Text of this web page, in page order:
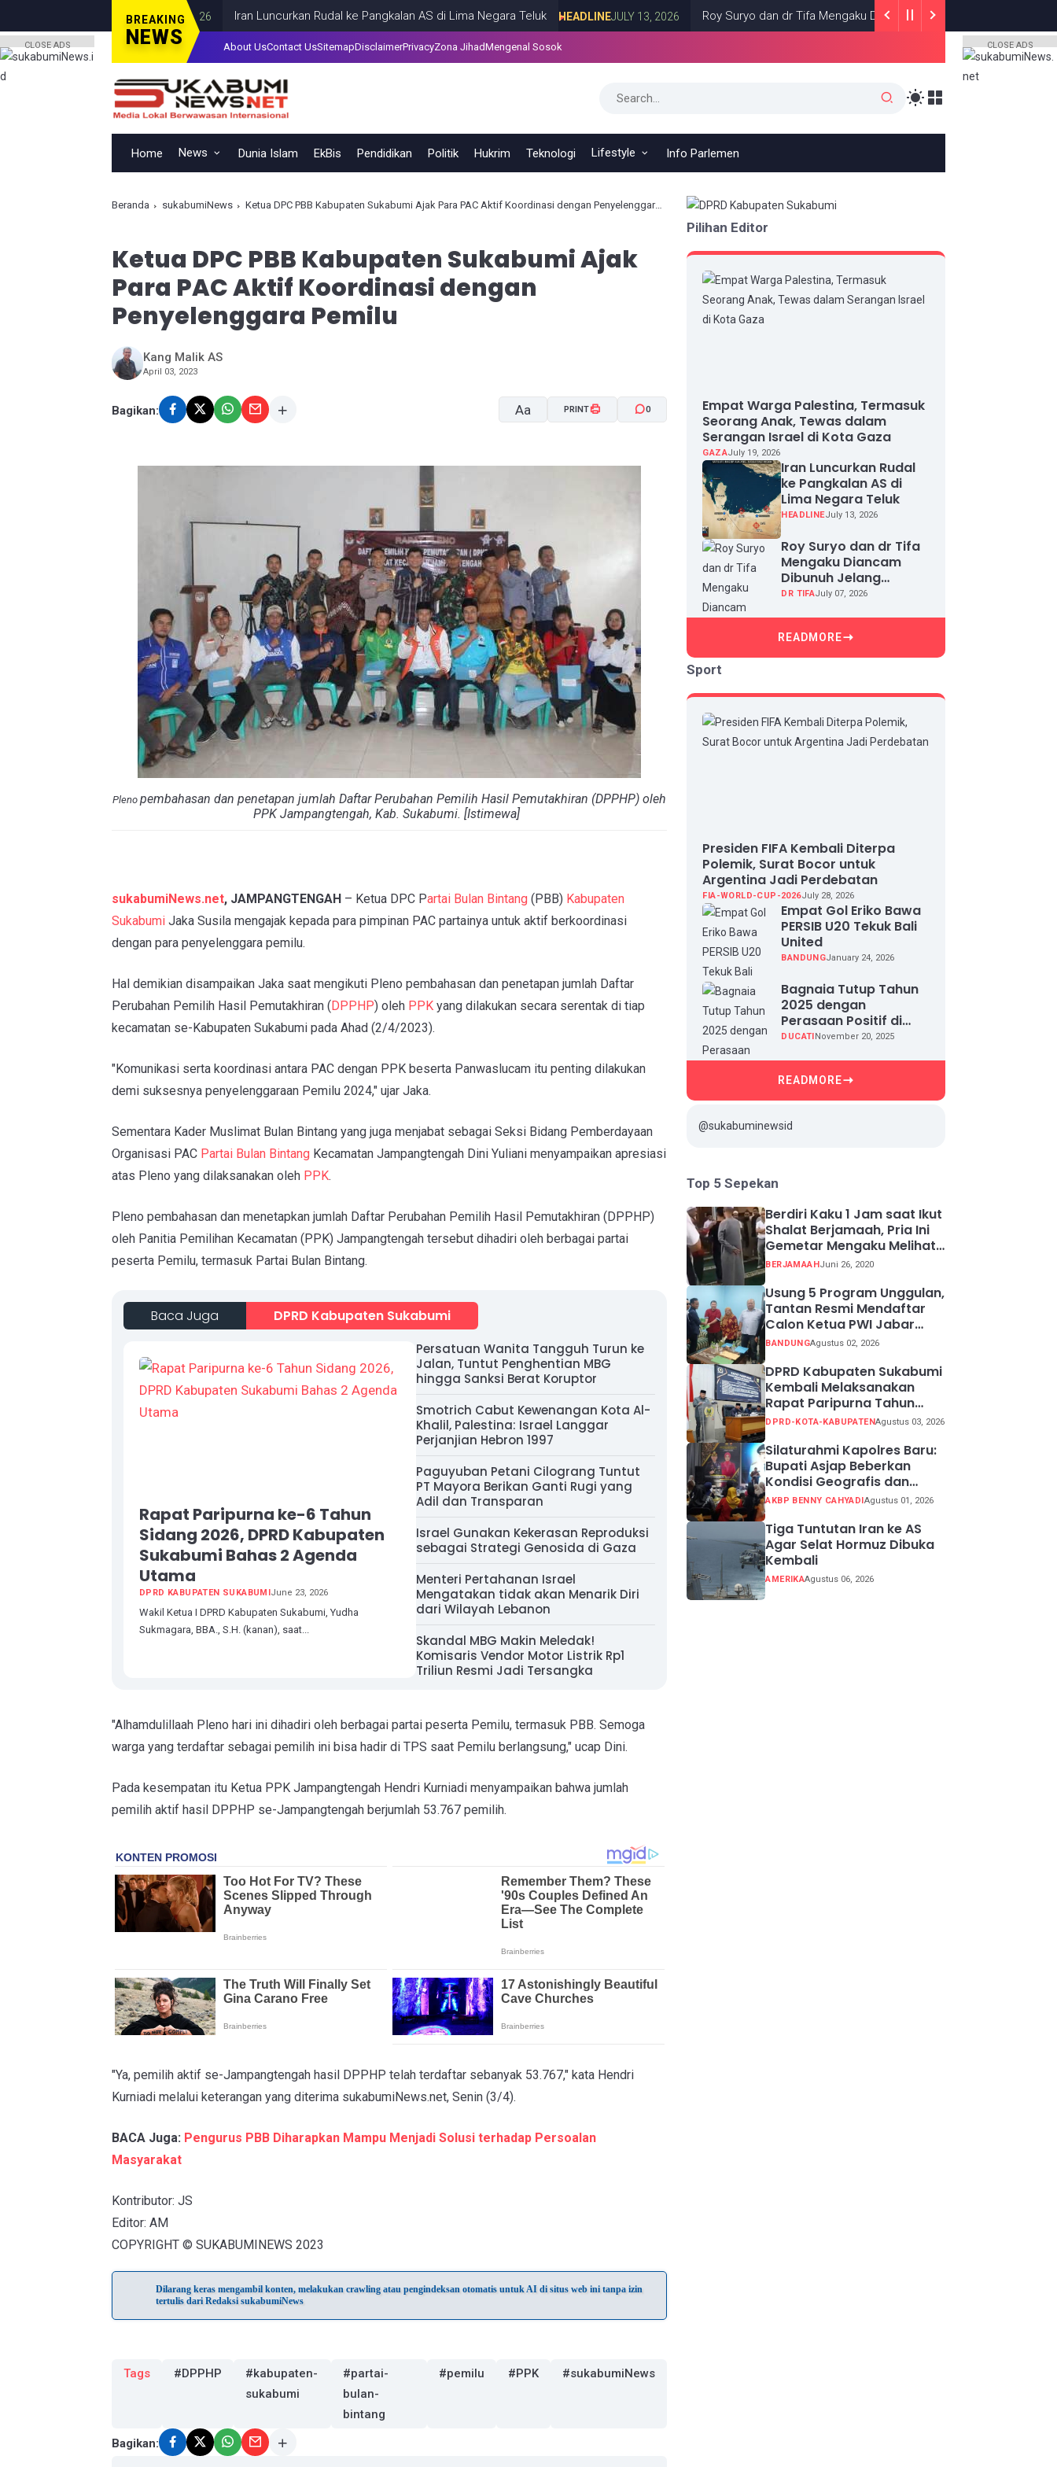
BREAKING
NEWS
Iran Luncurkan Rudal ke Pangkalan AS di Lima Negara Teluk HEADLINEJULY 13, 2026 Roy Suryo dan dr Tifa Mengaku Diancam Dibunuh Jelang Sidang, Klaim
About UsContact UsSitemapDisclaimerPrivacyZona JihadMengenal Sosok
Home News Dunia Islam EkBis Pendidikan Politik Hukrim Teknologi Lifestyle Info Parlemen
Beranda sukabumiNews Ketua DPC PBB Kabupaten Sukabumi Ajak Para PAC Aktif Koordinasi dengan Penyelenggara Pemilu
Ketua DPC PBB Kabupaten Sukabumi Ajak
Para PAC Aktif Koordinasi dengan
Penyelenggara Pemilu
Kang Malik AS
April 03, 2023
Bagikan: Aa
A- A+
PRINT 0
Pleno pembahasan dan penetapan jumlah Daftar Perubahan Pemilih Hasil Pemutakhiran (DPPHP) oleh
PPK Jampangtengah, Kab. Sukabumi. [Istimewa]
sukabumiNews.net, JAMPANGTENGAH – Ketua DPC Partai Bulan Bintang (PBB) Kabupaten
Sukabumi Jaka Susila mengajak kepada para pimpinan PAC partainya untuk aktif berkoordinasi
dengan para penyelenggara pemilu.
Hal demikian disampaikan Jaka saat mengikuti Pleno pembahasan dan penetapan jumlah Daftar
Perubahan Pemilih Hasil Pemutakhiran ( DPPHP) oleh PPK yang dilakukan secara serentak di tiap
kecamatan se-Kabupaten Sukabumi pada Ahad (2/4/2023).
"Komunikasi serta koordinasi antara PAC dengan PPK beserta Panwaslucam itu penting dilakukan
demi suksesnya penyelenggaraan Pemilu 2024," ujar Jaka.
Sementara Kader Muslimat Bulan Bintang yang juga menjabat sebagai Seksi Bidang Pemberdayaan
Organisasi PAC Partai Bulan Bintang Kecamatan Jampangtengah Dini Yuliani menyampaikan apresiasi
atas Pleno yang dilaksanakan oleh PPK.
Pleno pembahasan dan menetapkan jumlah Daftar Perubahan Pemilih Hasil Pemutakhiran (DPPHP)
oleh Panitia Pemilihan Kecamatan (PPK) Jampangtengah tersebut dihadiri oleh berbagai partai
peserta Pemilu, termasuk Partai Bulan Bintang.
Baca Juga DPRD Kabupaten Sukabumi
Rapat Paripurna ke-6 Tahun
Sidang 2026, DPRD Kabupaten
Sukabumi Bahas 2 Agenda
Utama
DPRD KABUPATEN SUKABUMI June 23, 2026
Wakil Ketua I DPRD Kabupaten Sukabumi, Yudha
Sukmagara, BBA., S.H. (kanan), saat...
Persatuan Wanita Tangguh Turun ke
Jalan, Tuntut Penghentian MBG
hingga Sanksi Berat Koruptor
Smotrich Cabut Kewenangan Kota Al-
Khalil, Palestina: Israel Langgar
Perjanjian Hebron 1997
Paguyuban Petani Cilograng Tuntut
PT Mayora Berikan Ganti Rugi yang
Adil dan Transparan
Israel Gunakan Kekerasan Reproduksi
sebagai Strategi Genosida di Gaza
Menteri Pertahanan Israel
Mengatakan tidak akan Menarik Diri
dari Wilayah Lebanon
Skandal MBG Makin Meledak!
Komisaris Vendor Motor Listrik Rp1
Triliun Resmi Jadi Tersangka
"Alhamdulillaah Pleno hari ini dihadiri oleh berbagai partai peserta Pemilu, termasuk PBB. Semoga
warga yang terdaftar sebagai pemilih ini bisa hadir di TPS saat Pemilu berlangsung," ucap Dini.
Pada kesempatan itu Ketua PPK Jampangtengah Hendri Kurniadi menyampaikan bahwa jumlah
pemilih aktif hasil DPPHP se-Jampangtengah berjumlah 53.767 pemilih.
"Ya, pemilih aktif se-Jampangtengah hasil DPPHP telah terdaftar sebanyak 53.767," kata Hendri
Kurniadi melalui keterangan yang diterima sukabumiNews.net, Senin (3/4).
BACA Juga: Pengurus PBB Diharapkan Mampu Menjadi Solusi terhadap Persoalan
Masyarakat
Kontributor: JS
Editor: AM
COPYRIGHT © SUKABUMINEWS 2023
Dilarang keras mengambil konten, melakukan crawling atau pengindeksan otomatis untuk AI di situs web ini tanpa izin
tertulis dari Redaksi sukabumiNews
Tags #DPPHP
#kabupaten-
sukabumi
#partai-
bulan-
bintang
#pemilu #PPK #sukabumiNews
Bagikan:
Pilihan Editor
Empat Warga Palestina, Termasuk
Seorang Anak, Tewas dalam
Serangan Israel di Kota Gaza
GAZAJuly 19, 2026
Iran Luncurkan Rudal
ke Pangkalan AS di
Lima Negara Teluk
HEADLINEJuly 13, 2026
Roy Suryo dan dr Tifa
Mengaku Diancam
Dibunuh Jelang
Sidang, Klaim Ada
DR TIFAJuly 07, 2026
READMORE
Sport
Presiden FIFA Kembali Diterpa
Polemik, Surat Bocor untuk
Argentina Jadi Perdebatan
FIA-WORLD-CUP-2026July 28, 2026
Empat Gol Eriko Bawa
PERSIB U20 Tekuk Bali
United
BANDUNGJanuary 24, 2026
Bagnaia Tutup Tahun
2025 dengan
Perasaan Positif di
Valencia Test
DUCATINovember 20, 2025
READMORE
@sukabuminewsid
Top 5 Sepekan
Berdiri Kaku 1 Jam saat Ikut
Shalat Berjamaah, Pria Ini
Gemetar Mengaku Melihat
Api ketika Sadar
BERJAMAAHJuni 26, 2020
Usung 5 Program Unggulan,
Tantan Resmi Mendaftar
Calon Ketua PWI Jabar
2026-2031
BANDUNGAgustus 02, 2026
DPRD Kabupaten Sukabumi
Kembali Melaksanakan
Rapat Paripurna Tahun
Sidang 2026
DPRD-KOTA-KABUPATENAgustus 03, 2026
Silaturahmi Kapolres Baru:
Bupati Asjap Beberkan
Kondisi Geografis dan
Potensi Kabupaten
AKBP BENNY CAHYADIAgustus 01, 2026
Tiga Tuntutan Iran ke AS
Agar Selat Hormuz Dibuka
Kembali
AMERIKAAgustus 06, 2026
CLOSE ADS CLOSE ADS